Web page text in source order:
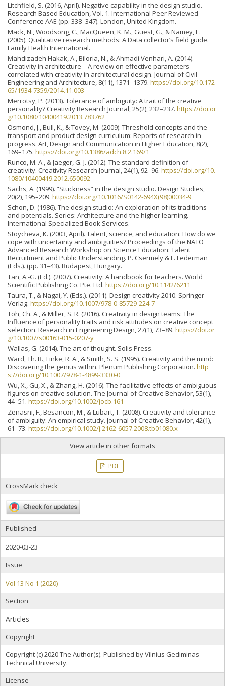
Litchfield, S. (2016, April). Negative capability in the design studio.
Research Based Education, Vol. 1. International Peer Reviewed
Conference AAE (pp. 338–347). London, United Kingdom.
Mack, N., Woodsong, C., MacQueen, K. M., Guest, G., & Namey, E.
(2005). Qualitative research methods: A Data collector’s field guide.
Family Health International.
Mahdizadeh Hakak, A., Biloria, N., & Ahmadi Venhari, A. (2014).
Creativity in architecture – A review on effective parameters
correlated with creativity in architectural design. Journal of Civil
Engineering and Architecture, 8(11), 1371–1379. https://doi.org/10.172
65/1934-7359/2014.11.003
Merrotsy, P. (2013). Tolerance of ambiguity: A trait of the creative
personality? Creativity Research Journal, 25(2), 232–237. https://doi.or
g/10.1080/10400419.2013.783762
Osmond, J., Bull, K., & Tovey, M. (2009). Threshold concepts and the
transport and product design curriculum: Reports of research in
progress. Art, Design and Communication in Higher Education, 8(2),
169–175. https://doi.org/10.1386/adch.8.2.169/1
Runco, M. A., & Jaeger, G. J. (2012). The standard definition of
creativity. Creativity Research Journal, 24(1), 92–96. https://doi.org/10.
1080/10400419.2012.650092
Sachs, A. (1999). “Stuckness” in the design studio. Design Studies,
20(2), 195–209. https://doi.org/10.1016/S0142-694X(98)00034-9
Schon, D. (1986). The design studio: An exploration of its traditions
and potentials. Series: Architecture and the higher learning.
International Specialized Book Services.
Stoycheva, K. (2003, April). Talent, science, and education: How do we
cope with uncertainty and ambiguities? Proceedings of the NATO
Advanced Research Workshop on Science Education: Talent
Recruitment and Public Understanding. P. Csermely & L. Lederman
(Eds.). (pp. 31–43). Budapest, Hungary.
Tan, A.-G. (Ed.). (2007). Creativity: A handbook for teachers. World
Scientific Publishing Co. Pte. Ltd. https://doi.org/10.1142/6211
Taura, T., & Nagai, Y. (Eds.). (2011). Design creativity 2010. Springer
Verlag. https://doi.org/10.1007/978-0-85729-224-7
Toh, Ch. A., & Miller, S. R. (2016). Creativity in design teams: The
Influence of personality traits and risk attitudes on creative concept
selection. Research in Engineering Design, 27(1), 73–89. https://doi.or
g/10.1007/s00163-015-0207-y
Wallas, G. (2014). The art of thought. Solis Press.
Ward, Th. B., Finke, R. A., & Smith, S. S. (1995). Creativity and the mind:
Discovering the genius within. Plenum Publishing Corporation. http
s://doi.org/10.1007/978-1-4899-3330-0
Wu, X., Gu, X., & Zhang, H. (2016). The facilitative effects of ambiguous
figures on creative solution. The Journal of Creative Behavior, 53(1),
44–51. https://doi.org/10.1002/jocb.161
Zenasni, F., Besançon, M., & Lubart, T. (2008). Creativity and tolerance
of ambiguity: An empirical study. Journal of Creative Behavior, 42(1),
61–73. https://doi.org/10.1002/j.2162-6057.2008.tb01080.x
View article in other formats
PDF
CrossMark check
Published
2020-03-23
Issue
Vol 13 No 1 (2020)
Section
Articles
Copyright
Copyright (c) 2020 The Author(s). Published by Vilnius Gediminas
Technical University.
License